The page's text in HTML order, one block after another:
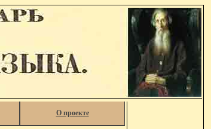
О проекте